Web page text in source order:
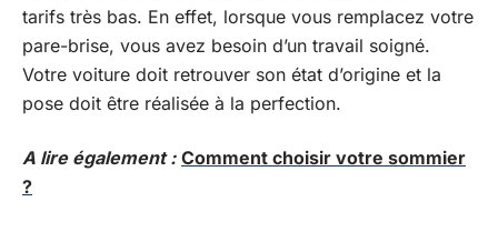
tarifs très bas. En effet, lorsque vous remplacez votre
pare-brise, vous avez besoin d’un travail soigné.
Votre voiture doit retrouver son état d’origine et la
pose doit être réalisée à la perfection.
A lire également : Comment choisir votre sommier
?